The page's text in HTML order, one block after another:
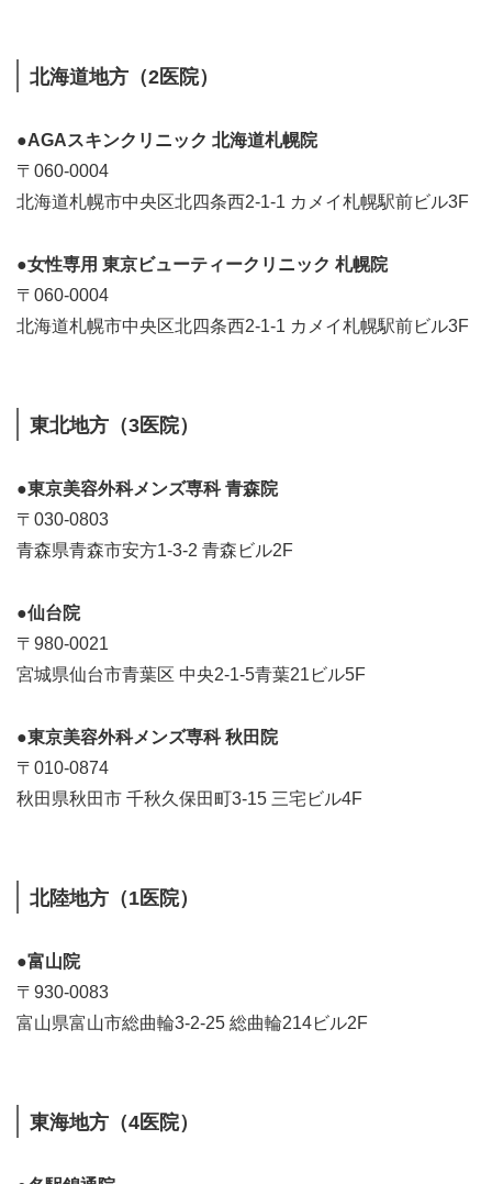
北海道地方（2医院）
●AGAスキンクリニック 北海道札幌院
〒060-0004
北海道札幌市中央区北四条西2-1-1 カメイ札幌駅前ビル3F
●女性専用 東京ビューティークリニック 札幌院
〒060-0004
北海道札幌市中央区北四条西2-1-1 カメイ札幌駅前ビル3F
東北地方（3医院）
●東京美容外科メンズ専科 青森院
〒030-0803
青森県青森市安方1-3-2 青森ビル2F
●仙台院
〒980-0021
宮城県仙台市青葉区 中央2-1-5青葉21ビル5F
●東京美容外科メンズ専科 秋田院
〒010-0874
秋田県秋田市 千秋久保田町3-15 三宅ビル4F
北陸地方（1医院）
●富山院
〒930-0083
富山県富山市総曲輪3-2-25 総曲輪214ビル2F
東海地方（4医院）